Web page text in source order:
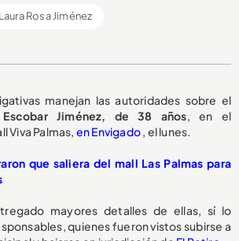
Laura Rosa Jiménez
manejan las autoridades sobre el
Escobar Jiménez, de 38 años, en el
Viva Palmas, en Envigado, el lunes.
que saliera del mall Las Palmas para
mayores detalles de ellas, sí lo
quienes fueron vistos subirse a